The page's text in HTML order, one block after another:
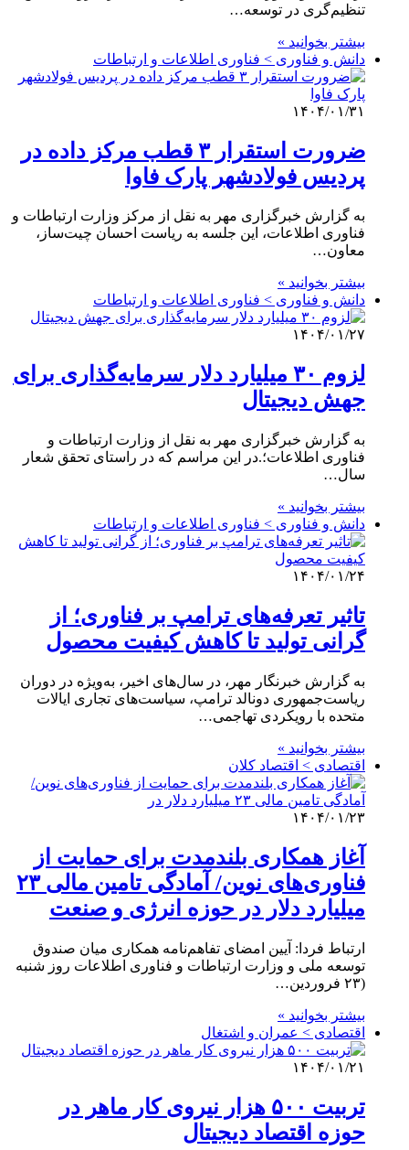
تنظیم‌گری در توسعه…
بیشتر بخوانید »
دانش و فناوری > فناوری اطلاعات و ارتباطات
۱۴۰۴/۰۱/۳۱
ضرورت استقرار ۳ قطب مرکز داده در
پردیس فولادشهر پارک فاوا
به گزارش خبرگزاری مهر به نقل از مرکز وزارت ارتباطات و
فناوری اطلاعات، این جلسه به ریاست احسان چیت‌ساز،
معاون…
بیشتر بخوانید »
دانش و فناوری > فناوری اطلاعات و ارتباطات
۱۴۰۴/۰۱/۲۷
لزوم ۳۰ میلیارد دلار سرمایه‌گذاری برای
جهش دیجیتال
به گزارش خبرگزاری مهر به نقل از وزارت ارتباطات و
فناوری اطلاعات؛.در این مراسم که در راستای تحقق شعار
سال…
بیشتر بخوانید »
دانش و فناوری > فناوری اطلاعات و ارتباطات
۱۴۰۴/۰۱/۲۴
تاثیر تعرفه‌های ترامپ بر فناوری؛ از
گرانی تولید تا کاهش کیفیت محصول
به گزارش خبرنگار مهر، در سال‌های اخیر، به‌ویژه در دوران
ریاست‌جمهوری دونالد ترامپ، سیاست‌های تجاری ایالات
متحده با رویکردی تهاجمی…
بیشتر بخوانید »
اقتصادی > اقتصاد کلان
۱۴۰۴/۰۱/۲۳
آغاز همکاری‌ بلندمدت برای حمایت از
فناوری‌های نوین/ آمادگی تامین مالی ۲۳
میلیارد دلار در حوزه‌ انرژی و صنعت
ارتباط فردا: آیین امضای تفاهم‌نامه همکاری میان صندوق
توسعه ملی و وزارت ارتباطات و فناوری اطلاعات روز شنبه
(۲۳ فروردین…
بیشتر بخوانید »
اقتصادی > عمران و اشتغال
۱۴۰۴/۰۱/۲۱
تربیت ۵۰۰ هزار نیروی کار ماهر در
حوزه اقتصاد دیجیتال